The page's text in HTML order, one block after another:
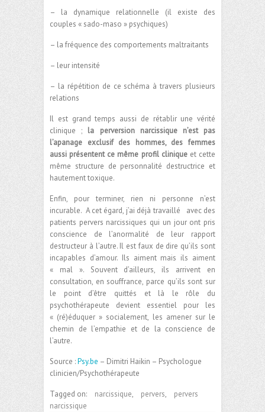
– la dynamique relationnelle (il existe des
couples « sado-maso » psychiques)
– la fréquence des comportements maltraitants
– leur intensité
– la répétition de ce schéma à travers plusieurs
relations
Il est grand temps aussi de rétablir une vérité
clinique ; la perversion narcissique n’est pas
l’apanage exclusif des hommes, des femmes
aussi présentent ce même profil cliniqueet cette
même structure de personnalité destructrice et
hautement toxique.
Enfin, pour terminer, rien ni personne n’est
incurable. A cet égard, j’ai déjà travaillé avec des
patients pervers narcissiques qui un jour ont pris
conscience de l’anormalité de leur rapport
destructeur à l’autre. Il est faux de dire qu’ils sont
incapables d’amour. Ils aiment mais ils aiment
« mal ». Souvent d’ailleurs, ils arrivent en
consultation, en souffrance, parce qu’ils sont sur
le point d’être quittés et là le rôle du
psychothérapeute devient essentiel pour les
« (ré)éduquer » socialement, les amener sur le
chemin de l’empathie et de la conscience de
l’autre.
Source :Psy.be – Dimitri Haikin – Psychologue
clinicien/Psychothérapeute
Tagged on: narcissique, pervers,
pervers
narcissique